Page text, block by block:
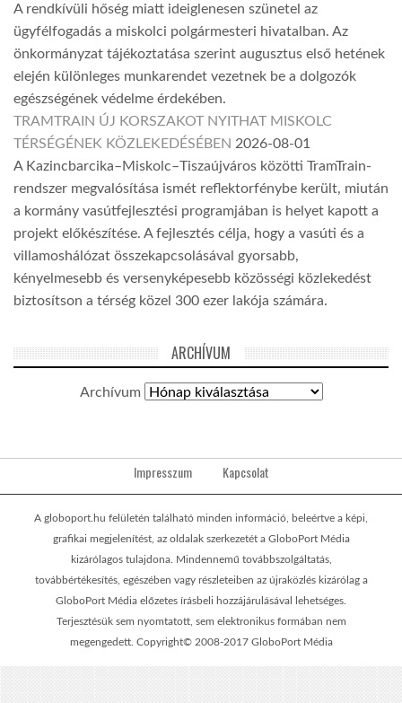
A rendkívüli hőség miatt ideiglenesen szünetel az
ügyfélfogadás a miskolci polgármesteri hivatalban. Az
önkormányzat tájékoztatása szerint augusztus első hetének
elején különleges munkarendet vezetnek be a dolgozók
egészségének védelme érdekében.
TRAMTRAIN ÚJ KORSZAKOT NYITHAT MISKOLC
TÉRSÉGÉNEK KÖZLEKEDÉSÉBEN 2026-08-01
A Kazincbarcika–Miskolc–Tiszaújváros közötti TramTrain-
rendszer megvalósítása ismét reflektorfénybe került, miután
a kormány vasútfejlesztési programjában is helyet kapott a
projekt előkészítése. A fejlesztés célja, hogy a vasúti és a
villamoshálózat összekapcsolásával gyorsabb,
kényelmesebb és versenyképesebb közösségi közlekedést
biztosítson a térség közel 300 ezer lakója számára.
ARCHÍVUM
Archívum
Impresszum Kapcsolat
A globoport.hu felületén található minden információ, beleértve a képi,
grafikai megjelenítést, az oldalak szerkezetét a GloboPort Média
kizárólagos tulajdona. Mindennemű továbbszolgáltatás,
továbbértékesítés, egészében vagy részleteiben az újraközlés kizárólag a
GloboPort Média előzetes írásbeli hozzájárulásával lehetséges.
Terjesztésük sem nyomtatott, sem elektronikus formában nem
megengedett. Copyright© 2008-2017 GloboPort Média